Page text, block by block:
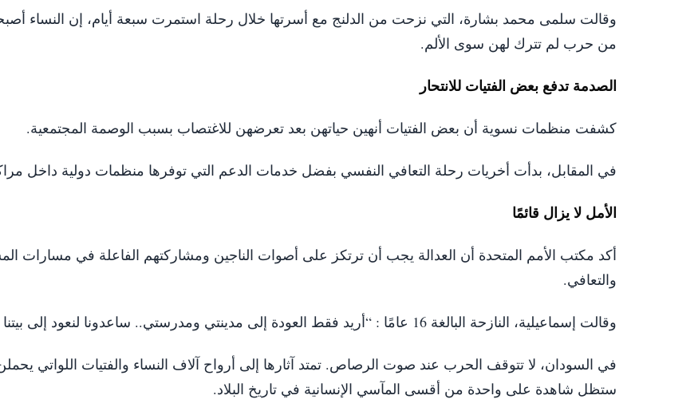
وقالت سلمى محمد بشارة، التي نزحت من الدلنج مع أسرتها خلال رحلة استمرت سبعة أيام، إن النساء
من حرب لم تترك لهن سوى الألم.
الصدمة تدفع بعض الفتيات للانتحار
كشفت منظمات نسوية أن بعض الفتيات أنهين حياتهن بعد تعرضهن للاغتصاب بسبب الوصمة المجتمعية.
في المقابل، بدأت أخريات رحلة التعافي النفسي بفضل خدمات الدعم التي توفرها منظمات دولية داخل
الأمل لا يزال قائمًا
أكد مكتب الأمم المتحدة أن العدالة يجب أن ترتكز على أصوات الناجين ومشاركتهم الفاعلة في مسارات
والتعافي.
وقالت إسماعيلية، النازحة البالغة 16 عامًا : “أريد فقط العودة إلى مدينتي ومدرستي.. ساعدونا لنعود إلى بيتنا من جديد.”
في السودان، لا تتوقف الحرب عند صوت الرصاص. تمتد آثارها إلى أرواح آلاف النساء والفتيات اللواتي
ستظل شاهدة على واحدة من أقسى المآسي الإنسانية في تاريخ البلاد.